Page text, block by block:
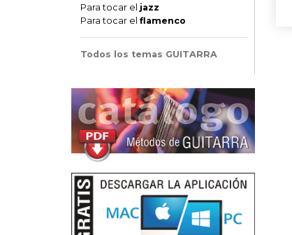
Para tocar el jazz
Para tocar el flamenco
Todos los temas GUITARRA